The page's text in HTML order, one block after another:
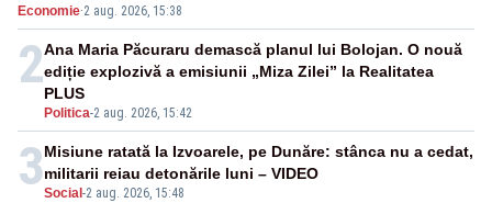
Economie·2 aug. 2026, 15:38
2
Politica-2 aug. 2026, 15:42
Ana Maria Păcuraru demască planul lui Bolojan. O nouă
ediție explozivă a emisiunii „Miza Zilei” la Realitatea
PLUS
3Social -2 aug. 2026, 15:48
Misiune ratată la Izvoarele, pe Dunăre: stânca nu a cedat,
militarii reiau detonările luni – VIDEO